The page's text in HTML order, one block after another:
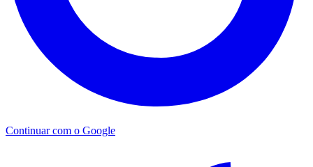
Continuar com o Google